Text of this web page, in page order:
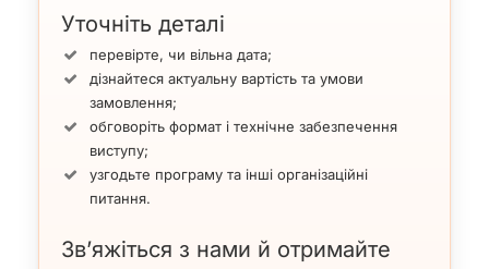
Уточніть деталі
перевірте, чи вільна дата;
дізнайтеся актуальну вартість та умови
замовлення;
обговоріть формат і технічне забезпечення
виступу;
узгодьте програму та інші організаційні
питання.
Зв’яжіться з нами й отримайте